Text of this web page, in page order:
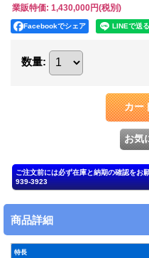
業販特価: 1,430,000円(税別)
Facebookでシェア
数量:
商品詳細
特長